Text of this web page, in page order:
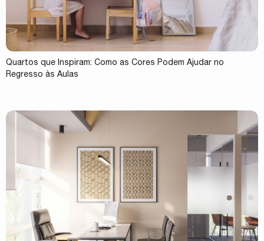
Quartos que Inspiram: Como as Cores Podem Ajudar no
Regresso às Aulas